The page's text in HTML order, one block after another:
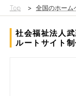
Top > 全国のホーム
社会福祉法人
ルートサイト